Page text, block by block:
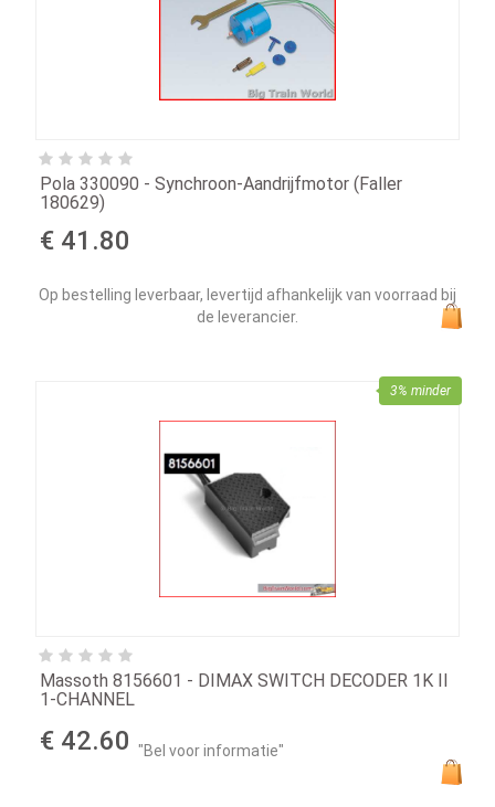
Pola 330090 - Synchroon-Aandrijfmotor (Faller
180629)
€ 41.80
Op bestelling leverbaar, levertijd afhankelijk van voorraad bij
de leverancier.
Massoth 8156601 - DIMAX SWITCH DECODER 1K II
1-CHANNEL
€ 42.60 "Bel voor informatie"
3% minder